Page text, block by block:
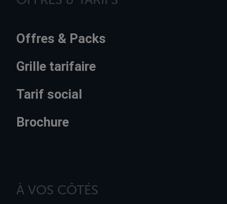
Offres & Packs
Grille tarifaire
Tarif social
Brochure
À VOS CÔTÉS